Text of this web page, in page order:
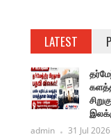
LATEST
admin 31 Jul 2026